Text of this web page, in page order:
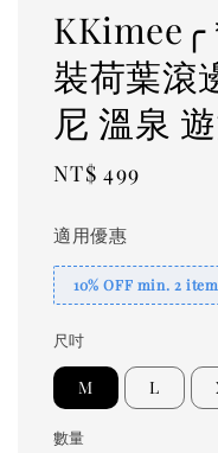
KKimee╭
裝荷葉滾
尼 溫泉
Regular
NT$ 499
適用優惠
10% OFF min. 2
尺吋
M L
數量